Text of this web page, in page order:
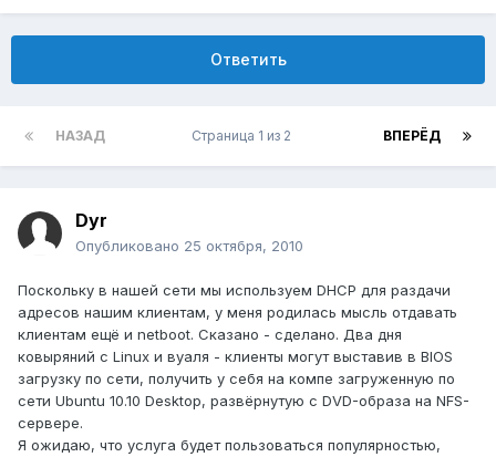
Ответить
НАЗАД ВПЕРЁД
Страница 1 из 2
Dyr
Опубликовано 25 октября, 2010
Поскольку в нашей сети мы используем DHCP для раздачи
адресов нашим клиентам, у меня родилась мысль отдавать
клиентам ещё и netboot. Сказано - сделано. Два дня
ковыряний с Linux и вуаля - клиенты могут выставив в BIOS
загрузку по сети, получить у себя на компе загруженную по
сети Ubuntu 10.10 Desktop, развёрнутую с DVD-образа на NFS-
сервере.
Я ожидаю, что услуга будет пользоваться популярностью,